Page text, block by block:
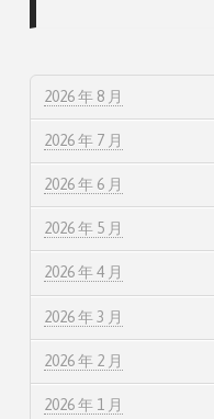
2026 年 8 月
2026 年 7 月
2026 年 6 月
2026 年 5 月
2026 年 4 月
2026 年 3 月
2026 年 2 月
2026 年 1 月